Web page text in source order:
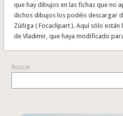
que hay dibujos en las fichas que no
dichos dibujos los podéis descargar
Zúñiga ( Focaclipart ). Aquí sólo
de Vladimir, que haya modificado
Buscar